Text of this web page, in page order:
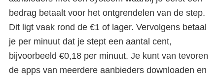
bedrag betaalt voor het ontgrendelen van de step.
Dit ligt vaak rond de €1 of lager. Vervolgens betaal
je per minuut dat je stept een aantal cent,
bijvoorbeeld €0,18 per minuut. Je kunt van tevoren
de apps van meerdere aanbieders downloaden en